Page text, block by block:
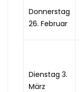
Donnerstag
26. Februar
Dienstag 3.
März